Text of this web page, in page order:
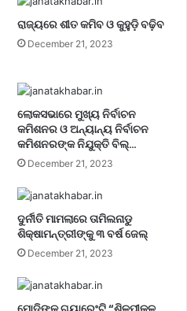
ରାଜ୍ୟରେ ଶୀତ କମିବ ଓ କୁହୁଡ଼ି ବଢ଼ିବ
December 21, 2023
ଲୋକସଭାରେ ମୁଖ୍ୟ ନିର୍ବାଚନ
କମିଶନର ଓ ଅନ୍ୟାନ୍ୟ ନିର୍ବାଚନ
କମିଶନରଙ୍କ ନିଯୁକ୍ତି ବିଲ୍…
December 21, 2023
ଦୁର୍ନୀତି ମାମଲାରେ ତାମିଲନାଡୁ
ଶିକ୍ଷାମନ୍ତ୍ରୀଙ୍କୁ ୩ ବର୍ଷ ଜେଲ୍‌
December 21, 2023